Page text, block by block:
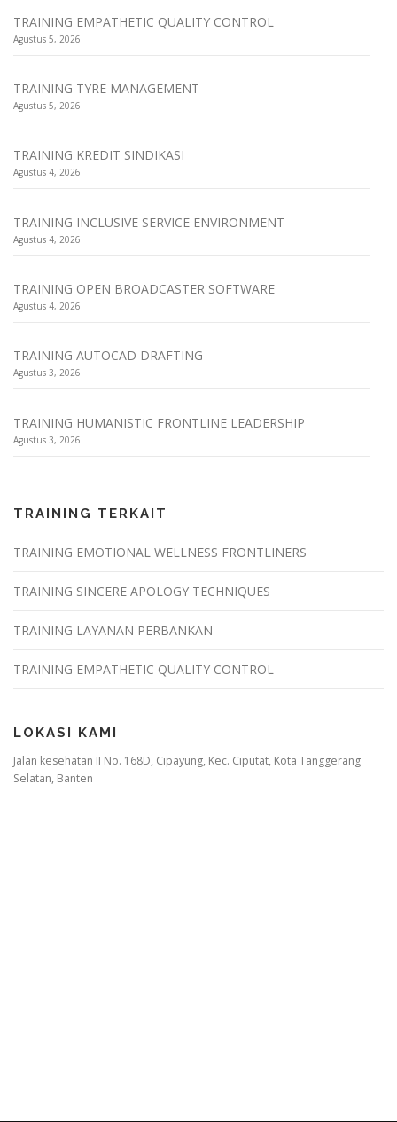
TRAINING EMPATHETIC QUALITY CONTROL
Agustus 5, 2026
TRAINING TYRE MANAGEMENT
Agustus 5, 2026
TRAINING KREDIT SINDIKASI
Agustus 4, 2026
TRAINING INCLUSIVE SERVICE ENVIRONMENT
Agustus 4, 2026
TRAINING OPEN BROADCASTER SOFTWARE
Agustus 4, 2026
TRAINING AUTOCAD DRAFTING
Agustus 3, 2026
TRAINING HUMANISTIC FRONTLINE LEADERSHIP
Agustus 3, 2026
TRAINING TERKAIT
TRAINING EMOTIONAL WELLNESS FRONTLINERS
TRAINING SINCERE APOLOGY TECHNIQUES
TRAINING LAYANAN PERBANKAN
TRAINING EMPATHETIC QUALITY CONTROL
LOKASI KAMI
Jalan kesehatan II No. 168D, Cipayung, Kec. Ciputat, Kota Tanggerang
Selatan, Banten